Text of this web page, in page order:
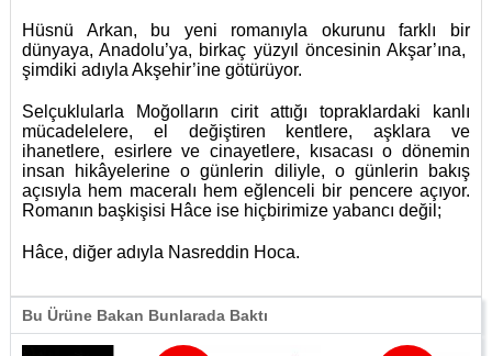
Hüsnü Arkan, bu yeni romanıyla okurunu farklı bir
dünyaya, Anadolu’ya, birkaç yüzyıl öncesinin Akşar’ına,
şimdiki adıyla Akşehir’ine götürüyor.
Selçuklularla Moğolların cirit attığı topraklardaki kanlı
mücadelelere, el değiştiren kentlere, aşklara ve
ihanetlere, esirlere ve cinayetlere, kısacası o dönemin
insan hikâyelerine o günlerin diliyle, o günlerin bakış
açısıyla hem maceralı hem eğlenceli bir pencere açıyor.
Romanın başkişisi Hâce ise hiçbirimize yabancı değil;
Hâce, diğer adıyla Nasreddin Hoca.
Bu Ürüne Bakan Bunlarada Baktı